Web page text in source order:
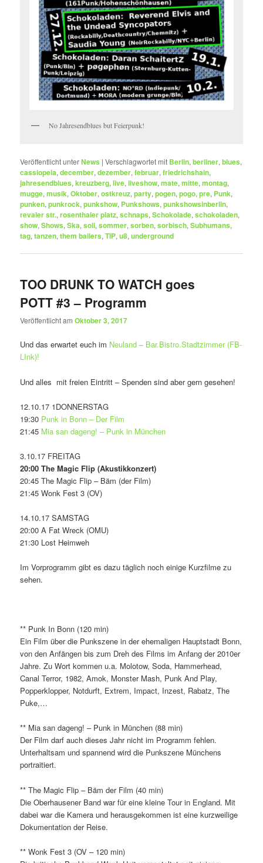
No Jahresendblues but Feierpunk!
Veröffentlicht unterNews |Verschlagwortet mit Berlin,berliner,blues,
cassiopeia,december,dezember,februar,friedrichshain,
jahresendblues,kreuzberg,live,liveshow,mate,mitte,montag,
mugge,musik,Oktober,ostkreuz,party,pogen,pogo,pre, Punk,
punken,punkrock,punkshow, Punkshows,punkshowsinberlin,
revaler str.,rosenthaler platz,schnaps,Schokolade,schokoladen,
show,Shows,Ska,soli,sommer,sorben,sorbisch,Subhumans,
tag,tanzen,them bailers,TIP,u8,underground
TOO DRUNK TO WATCH goes
POTT #3 – Programm
Veröffentlicht amOktober 3, 2017
Und das erwartet euch im Neuland – Bar.Bistro.Stadtzimmer (FB-
LInk)!
Und alles mit freien Eintritt – Spenden sind aber gern gesehen!
12.10.17 1DONNERSTAG
19:30 Punk in Bonn – Der Film
21:45 Mia san dageng! – Punk in München
3.10.17 FREITAG
20:00 The Magic Flip (Akustikkonzert)
20:45 The Magic Flip – Bäm (der Film)
21:45 Wonk Fest 3 (OV)
14.10.17 SAMSTAG
20:00 A Fat Wreck (OMU)
21:30 Lost Heimweh
Im Vorprogramm gibt es dazu täglich noch einige Kurzfilme zu
sehen.
** Punk In Bonn (120 min)
Ein Film über die Punkszene in der ehemaligen Hauptstadt Bonn,
von den Anfängen bis zum Dreh des Films im Anfang der 2010er
Jahre. Zu Wort kommen u.a. Molotow, Soda, Hammerhead,
Canal Terror, 1982, Amok, Monster Mash, Punk And Play,
Popperklopper, Notdurft, Extrem, Impact, Inzest, Rabatz, The
Puke,…
** Mia san dageng! – Punk in München (88 min)
Der Film darf auch dieses Jahr nicht im Programm fehlen.
Unterhaltsam und spannend wird die Punkszene Münchens
portraitiert.
** The Magic Flip – Bäm der Film (40 min)
Die Oberhausener Band war für eine kleine Tour in England. Mit
dabei war die Kamera und herausgekommen ist eine kurzweilige
Dokumentation der Reise.
** Wonk Fest 3 (OV – 120 min)